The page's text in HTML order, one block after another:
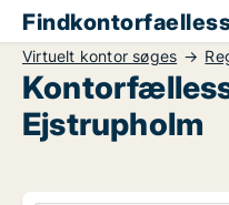
Virtuelt kontor søges
Ejstrupholm